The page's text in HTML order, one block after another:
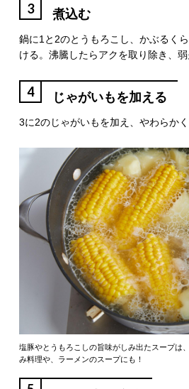
3 煮込む
鍋に1と2のとうもろこし、かぶるく
ける。沸騰したらアクを取り除き、弱
4 じゃがいもを加える
3に2のじゃがいもを加え、やわらか
塩豚やとうもろこしの旨味がしみ出たスープは
み料理や、ラーメンのスープにも！